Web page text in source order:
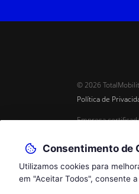
© 2026
Política de
Empresa
Consentimento de
Utilizamos cookies para
em "Aceitar Todos", consente